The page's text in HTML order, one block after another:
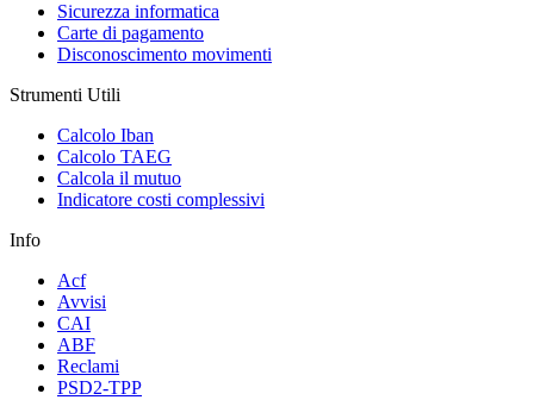
Sicurezza informatica
Carte di pagamento
Disconoscimento movimenti
Strumenti Utili
Calcolo Iban
Calcolo TAEG
Calcola il mutuo
Indicatore costi complessivi
Info
Acf
Avvisi
CAI
ABF
Reclami
PSD2-TPP